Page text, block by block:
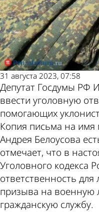
31 августа 2023, 07:58
Депутат Госдумы РФ
ввести уголовную
помогающих
Копия письма на имя
Андрея Белоусова
отмечает, что в
Уголовного кодекса
ответственность
призыва на военную
гражданскую службу.